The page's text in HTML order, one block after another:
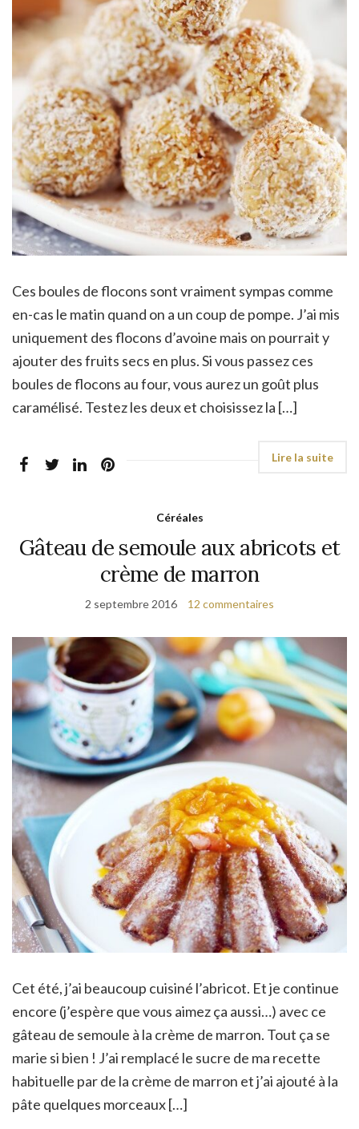
Ces boules de flocons sont vraiment sympas comme
en-cas le matin quand on a un coup de pompe. J’ai mis
uniquement des flocons d’avoine mais on pourrait y
ajouter des fruits secs en plus. Si vous passez ces
boules de flocons au four, vous aurez un goût plus
caramélisé. Testez les deux et choisissez la […]
Céréales
Gâteau de semoule aux abricots et
crème de marron
2 septembre 2016 12 commentaires
Cet été, j’ai beaucoup cuisiné l’abricot. Et je continue
encore (j’espère que vous aimez ça aussi…) avec ce
gâteau de semoule à la crème de marron. Tout ça se
marie si bien ! J’ai remplacé le sucre de ma recette
habituelle par de la crème de marron et j’ai ajouté à la
pâte quelques morceaux […]